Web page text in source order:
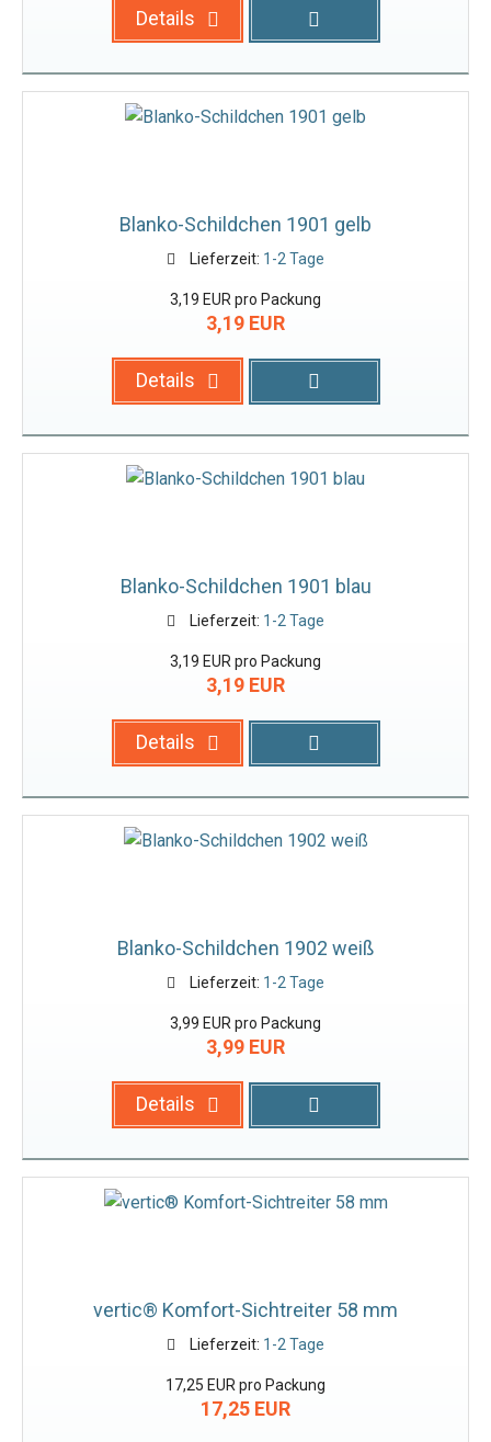
Details
Blanko-Schildchen 1901 gelb
Lieferzeit: 1-2 Tage
3,19 EUR pro Packung
3,19 EUR
Details
Blanko-Schildchen 1901 blau
Lieferzeit: 1-2 Tage
3,19 EUR pro Packung
3,19 EUR
Details
Blanko-Schildchen 1902 weiß
Lieferzeit: 1-2 Tage
3,99 EUR pro Packung
3,99 EUR
Details
vertic® Komfort-Sichtreiter 58 mm
Lieferzeit: 1-2 Tage
17,25 EUR pro Packung
17,25 EUR